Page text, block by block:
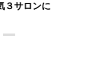
Jouete!